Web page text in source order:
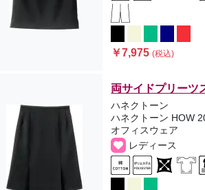
￥7,975(税込)
両サイドプリーツ
ハネクトーン
ハネクトーン HOW
オフィスウェア
レディース